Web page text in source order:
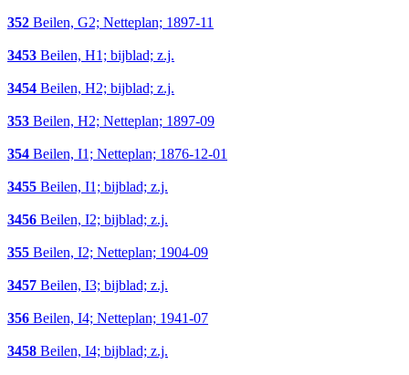
352 Beilen, G2; Netteplan; 1897-11
3453 Beilen, H1; bijblad; z.j.
3454 Beilen, H2; bijblad; z.j.
353 Beilen, H2; Netteplan; 1897-09
354 Beilen, I1; Netteplan; 1876-12-01
3455 Beilen, I1; bijblad; z.j.
3456 Beilen, I2; bijblad; z.j.
355 Beilen, I2; Netteplan; 1904-09
3457 Beilen, I3; bijblad; z.j.
356 Beilen, I4; Netteplan; 1941-07
3458 Beilen, I4; bijblad; z.j.